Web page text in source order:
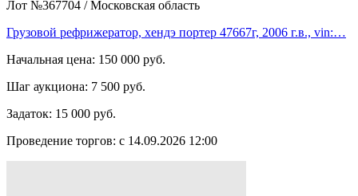
Лот №367704 / Московская область
Грузовой рефрижератор, хендэ портер 47667г, 2006 г.в., vin:…
Начальная цена: 150 000 руб.
Шаг аукциона: 7 500 руб.
Задаток: 15 000 руб.
Проведение торгов: с 14.09.2026 12:00